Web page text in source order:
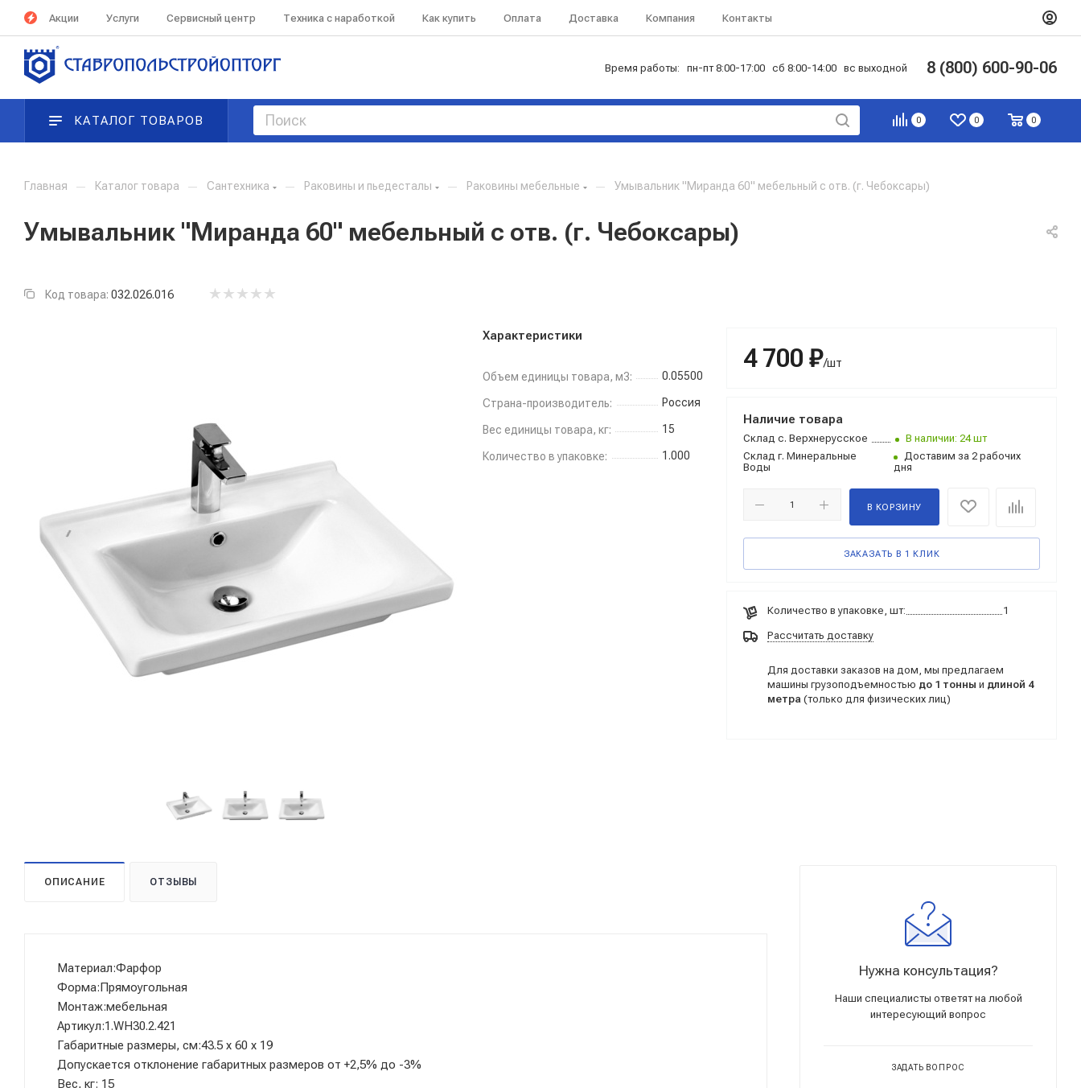
Акции Услуги Сервисный центр Техника с наработкой Как купить Оплата Доставка Компания Контакты
Время работы: пн-пт 8:00-17:00 сб 8:00-14:00 вс выходной 8 (800) 600-90-06
0 0 0
КАТАЛОГ ТОВАРОВ
Главная — Каталог товара — Сантехника — Раковины и пьедесталы — Раковины мебельные — Умывальник "Миранда 60" мебельный с отв. (г. Чебоксары)
Умывальник "Миранда 60" мебельный с отв. (г. Чебоксары)
Код товара: 032.026.016
Характеристики
Объем единицы товара, м3: 0.05500
Страна-производитель: Россия
Вес единицы товара, кг: 15
Количество в упаковке: 1.000
4 700 ₽/шт
Наличие товара
Склад с. Верхнерусское
В наличии: 24 шт
Склад г. Минеральные
Воды
Доставим за 2 рабочих
дня
В КОРЗИНУ
ЗАКАЗАТЬ В 1 КЛИК
Количество в упаковке, шт: 1
Рассчитать доставку
Для доставки заказов на дом, мы предлагаем
машины грузоподъемностью до 1 тонны и длиной 4
метра (только для физических лиц)
ОПИСАНИЕ ОТЗЫВЫ
Материал:Фарфор
Форма:Прямоугольная
Монтаж:мебельная
Артикул:1.WH30.2.421
Габаритные размеры, см:43.5 x 60 x 19
Допускается отклонение габаритных размеров от +2,5% до -3%
Вес, кг: 15
Нужна консультация?
Наши специалисты ответят на любой
интересующий вопрос
ЗАДАТЬ ВОПРОС